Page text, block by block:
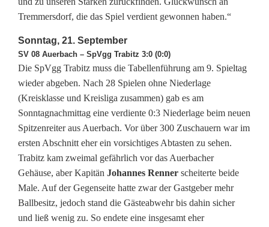
Tremmersdorf, die das Spiel verdient gewonnen haben.“
Sonntag, 21. September
SV 08 Auerbach – SpVgg Trabitz 3:0 (0:0)
Die SpVgg Trabitz muss die Tabellenführung am 9. Spieltag
wieder abgeben. Nach 28 Spielen ohne Niederlage
(Kreisklasse und Kreisliga zusammen) gab es am
Sonntagnachmittag eine verdiente 0:3 Niederlage beim neuen
Spitzenreiter aus Auerbach. Vor über 300 Zuschauern war im
ersten Abschnitt eher ein vorsichtiges Abtasten zu sehen.
Trabitz kam zweimal gefährlich vor das Auerbacher
Gehäuse, aber Kapitän Johannes Renner scheiterte beide
Male. Auf der Gegenseite hatte zwar der Gastgeber mehr
Ballbesitz, jedoch stand die Gästeabwehr bis dahin sicher
und ließ wenig zu. So endete eine insgesamt eher